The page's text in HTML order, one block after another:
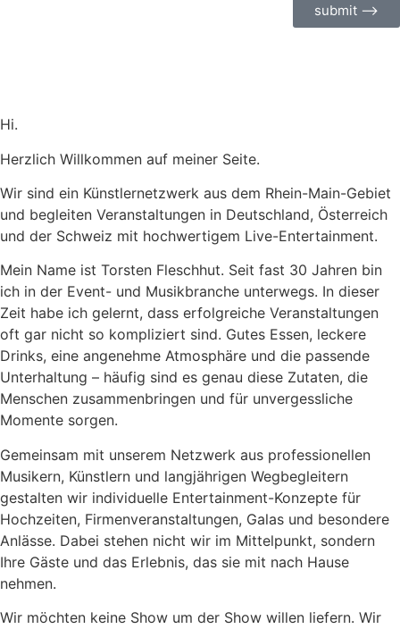
submit ⟶
Hi.
Herzlich Willkommen auf meiner Seite.
Wir sind ein Künstlernetzwerk aus dem Rhein-Main-Gebiet
und begleiten Veranstaltungen in Deutschland, Österreich
und der Schweiz mit hochwertigem Live-Entertainment.
Mein Name ist Torsten Fleschhut. Seit fast 30 Jahren bin
ich in der Event- und Musikbranche unterwegs. In dieser
Zeit habe ich gelernt, dass erfolgreiche Veranstaltungen
oft gar nicht so kompliziert sind. Gutes Essen, leckere
Drinks, eine angenehme Atmosphäre und die passende
Unterhaltung – häufig sind es genau diese Zutaten, die
Menschen zusammenbringen und für unvergessliche
Momente sorgen.
Gemeinsam mit unserem Netzwerk aus professionellen
Musikern, Künstlern und langjährigen Wegbegleitern
gestalten wir individuelle Entertainment-Konzepte für
Hochzeiten, Firmenveranstaltungen, Galas und besondere
Anlässe. Dabei stehen nicht wir im Mittelpunkt, sondern
Ihre Gäste und das Erlebnis, das sie mit nach Hause
nehmen.
Wir möchten keine Show um der Show willen liefern. Wir